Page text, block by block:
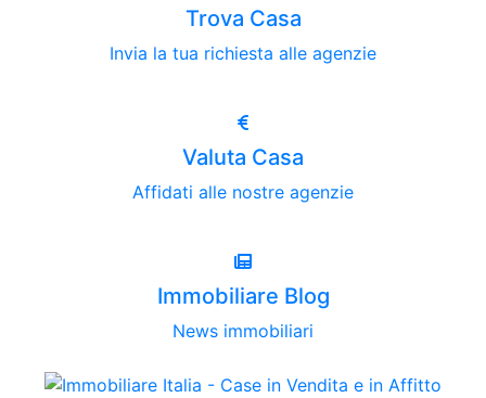
Trova Casa
Invia la tua richiesta alle agenzie
Valuta Casa
Affidati alle nostre agenzie
Immobiliare Blog
News immobiliari